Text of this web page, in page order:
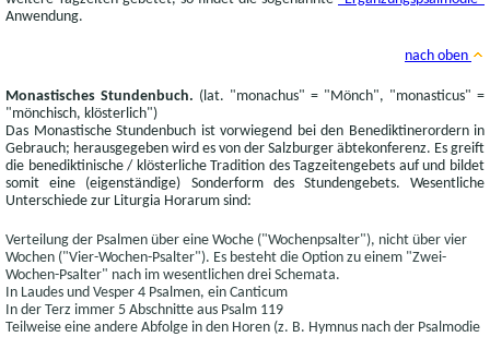
Anwendung.
nach oben
Monastisches Stundenbuch. (lat. "monachus" = "Mönch", "monasticus" =
"mönchisch, klösterlich")
Das Monastische Stundenbuch ist vorwiegend bei den Benediktinerordern in
Gebrauch; herausgegeben wird es von der Salzburger äbtekonferenz. Es greift
die benediktinische / klösterliche Tradition des Tagzeitengebets auf und bildet
somit eine (eigenständige) Sonderform des Stundengebets. Wesentliche
Unterschiede zur Liturgia Horarum sind:
Verteilung der Psalmen über eine Woche ("Wochenpsalter"), nicht über vier
Wochen ("Vier-Wochen-Psalter"). Es besteht die Option zu einem "Zwei-
Wochen-Psalter" nach im wesentlichen drei Schemata.
In Laudes und Vesper 4 Psalmen, ein Canticum
In der Terz immer 5 Abschnitte aus Psalm 119
Teilweise eine andere Abfolge in den Horen (z. B. Hymnus nach der Psalmodie